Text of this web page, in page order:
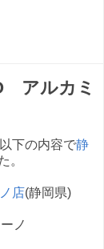
アルカミ
下の内容で静
。
店(静岡県)
ノ